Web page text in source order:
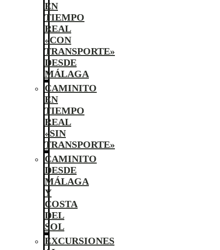
EN
TIEMPO
REAL
«CON
TRANSPORTE»
DESDE
MÁLAGA
CAMINITO
EN
TIEMPO
REAL
«SIN
TRANSPORTE»
CAMINITO
DESDE
MÁLAGA
Y
COSTA
DEL
SOL
EXCURSIONES